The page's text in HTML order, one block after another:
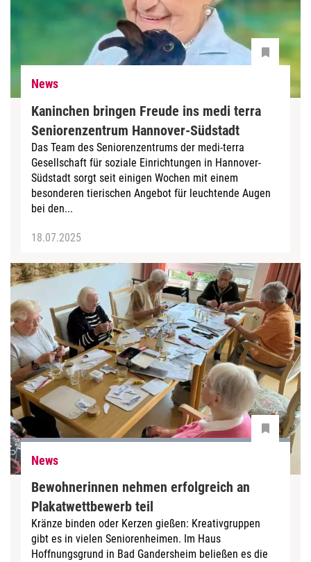
News
Kaninchen bringen Freude ins medi terra
Seniorenzentrum Hannover-Südstadt
Das Team des Seniorenzentrums der medi-terra
Gesellschaft für soziale Einrichtungen in Hannover-
Südstadt sorgt seit einigen Wochen mit einem
besonderen tierischen Angebot für leuchtende Augen
bei den...
18.07.2025
News
Bewohnerinnen nehmen erfolgreich an
Plakatwettbewerb teil
Kränze binden oder Kerzen gießen: Kreativgruppen
gibt es in vielen Seniorenheimen. Im Haus
Hoffnungsgrund in Bad Gandersheim beließen es die